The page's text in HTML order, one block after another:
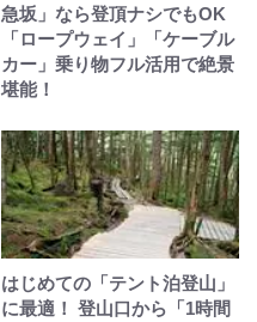
急坂」なら登頂ナシでもOK
「ロープウェイ」「ケーブル
カー」乗り物フル活用で絶景
堪能！
はじめての「テント泊登山」
に最適！ 登山口から「1時間